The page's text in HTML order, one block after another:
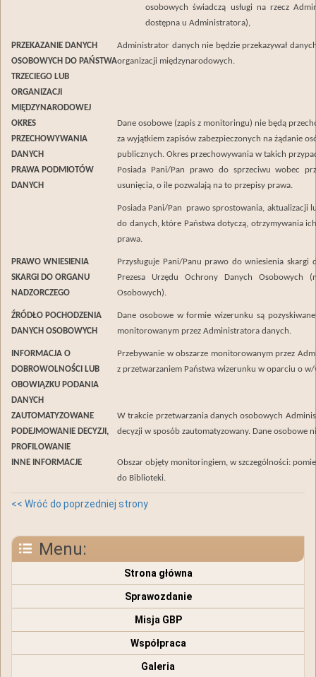
osobowych świadczą usługi na rzecz
dostępna u Administratora),
PRZEKAZANIE DANYCH
OSOBOWYCH DO PAŃSTWA
TRZECIEGO LUB
ORGANIZACJI
MIĘDZYNARODOWEJ
Administrator danych nie będzie przekazywał
organizacji międzynarodowych.
OKRES
PRZECHOWYWANIA
DANYCH
Dane osobowe (zapis z monitoringu) nie będą
za wyjątkiem zapisów zabezpieczonych na żądanie
publicznych. Okres przechowywania w takich
PRAWA PODMIOTÓW
DANYCH
Posiada Pani/Pan prawo do sprzeciwu wobec
usunięcia, o ile pozwalają na to przepisy prawa.
Posiada Pani/Pan prawo sprostowania, aktualizacji
do danych, które Państwa dotyczą, otrzymywania
prawa.
PRAWO WNIESIENIA
SKARGI DO ORGANU
NADZORCZEGO
Przysługuje Pani/Panu prawo do wniesienia skargi
Prezesa Urzędu Ochrony Danych Osobowych
Osobowych).
ŹRÓDŁO POCHODZENIA
DANYCH OSOBOWYCH
Dane osobowe w formie wizerunku są
monitorowanym przez Administratora danych.
INFORMACJA O
DOBROWOLNOŚCI LUB
OBOWIĄZKU PODANIA
DANYCH
Przebywanie w obszarze monitorowanym przez
z przetwarzaniem Państwa wizerunku w oparciu o
ZAUTOMATYZOWANE
PODEJMOWANIE DECYZJI,
PROFILOWANIE
W trakcie przetwarzania danych osobowych
decyzji w sposób zautomatyzowany. Dane osobowe
INNE INFORMACJE
Obszar objęty monitoringiem, w szczególności:
do Biblioteki.
<< Wróć do poprzedniej strony
Menu:
Strona główna
Sprawozdanie
Misja GBP
Współpraca
Galeria